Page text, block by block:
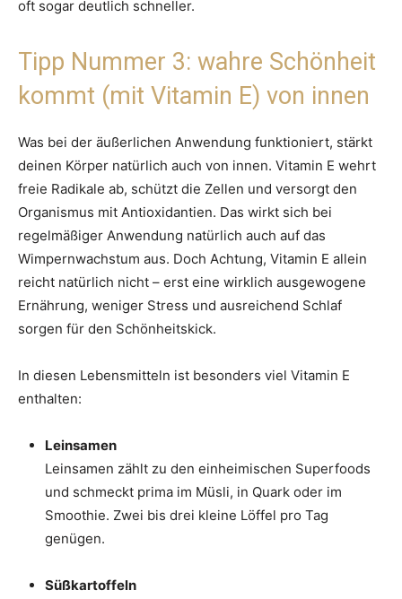
oft sogar deutlich schneller.
Tipp Nummer 3: wahre Schönheit
kommt (mit Vitamin E) von innen
Was bei der äußerlichen Anwendung funktioniert, stärkt
deinen Körper natürlich auch von innen. Vitamin E wehrt
freie Radikale ab, schützt die Zellen und versorgt den
Organismus mit Antioxidantien. Das wirkt sich bei
regelmäßiger Anwendung natürlich auch auf das
Wimpernwachstum aus. Doch Achtung, Vitamin E allein
reicht natürlich nicht – erst eine wirklich ausgewogene
Ernährung, weniger Stress und ausreichend Schlaf
sorgen für den Schönheitskick.
In diesen Lebensmitteln ist besonders viel Vitamin E
enthalten:
Leinsamen
Leinsamen zählt zu den einheimischen Superfoods
und schmeckt prima im Müsli, in Quark oder im
Smoothie. Zwei bis drei kleine Löffel pro Tag
genügen.
Süßkartoffeln